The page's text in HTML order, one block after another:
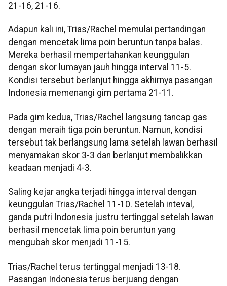
21-16, 21-16.
Adapun kali ini, Trias/Rachel memulai pertandingan
dengan mencetak lima poin beruntun tanpa balas.
Mereka berhasil mempertahankan keunggulan
dengan skor lumayan jauh hingga interval 11-5.
Kondisi tersebut berlanjut hingga akhirnya pasangan
Indonesia memenangi gim pertama 21-11.
Pada gim kedua, Trias/Rachel langsung tancap gas
dengan meraih tiga poin beruntun. Namun, kondisi
tersebut tak berlangsung lama setelah lawan berhasil
menyamakan skor 3-3 dan berlanjut membalikkan
keadaan menjadi 4-3.
Saling kejar angka terjadi hingga interval dengan
keunggulan Trias/Rachel 11-10. Setelah inteval,
ganda putri Indonesia justru tertinggal setelah lawan
berhasil mencetak lima poin beruntun yang
mengubah skor menjadi 11-15.
Trias/Rachel terus tertinggal menjadi 13-18.
Pasangan Indonesia terus berjuang dengan